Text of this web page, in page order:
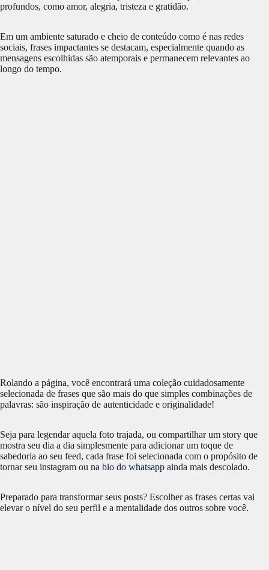
profundos, como amor, alegria, tristeza e gratidão.
Em um ambiente saturado e cheio de conteúdo como é nas redes
sociais, frases impactantes se destacam, especialmente quando as
mensagens escolhidas são atemporais e permanecem relevantes ao
longo do tempo.
Rolando a página, você encontrará uma coleção cuidadosamente
selecionada de frases que são mais do que simples combinações de
palavras: são inspiração de autenticidade e originalidade!
Seja para legendar aquela foto trajada, ou compartilhar um story que
mostra seu dia a dia simplesmente para adicionar um toque de
sabedoria ao seu feed, cada frase foi selecionada com o propósito de
tornar seu instagram ou na bio do whatsapp ainda mais descolado.
Preparado para transformar seus posts? Escolher as frases certas vai
elevar o nível do seu perfil e a mentalidade dos outros sobre você.